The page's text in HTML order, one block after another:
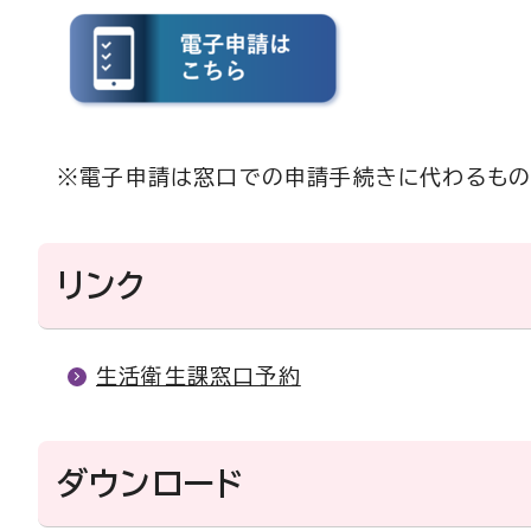
※電子申請は窓口での申請手続きに代わるもの
リンク
生活衛生課窓口予約
ダウンロード